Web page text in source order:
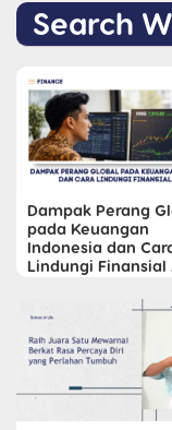
Search
Dampak Perang
pada Keuangan
Indonesia dan
Lindungi Finansial